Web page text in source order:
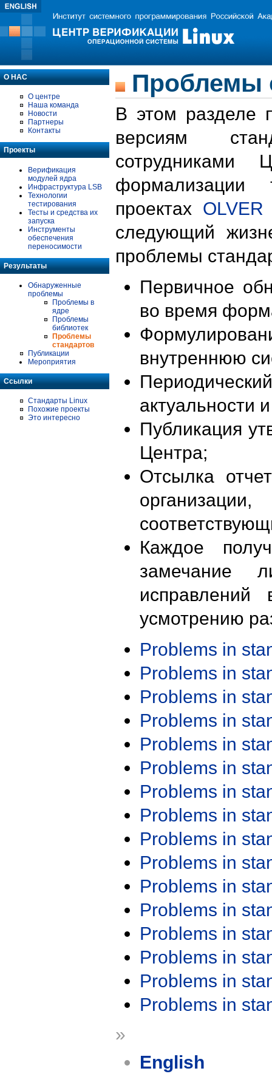
О НАС
О центре
Наша команда
Новости
Партнеры
Контакты
Проекты
Верификация
модулей ядра
Инфраструктура LSB
Технологии
тестирования
Тесты и средства их
запуска
Инструменты
обеспечения
переносимости
Результаты
Обнаруженные
проблемы
Проблемы в
ядре
Проблемы
библиотек
Проблемы
стандартов
Публикации
Мероприятия
Ссылки
Стандарты Linux
Похожие проекты
Это интересно
Проблемы
В этом разделе
версиям
формализации
проектах OLVER
следующий
проблемы
Первичное
во время
внутреннюю
актуальности
Публикация
Центра;
Отсылка
Каждое
замечание
исправлений
усмотрению
Problems in
Problems in
Problems in
Problems in
Problems in
Problems in
Problems in
Problems in
Problems in
Problems in
Problems in
Problems in
Problems in
Problems in
Problems in
Problems in
»
English